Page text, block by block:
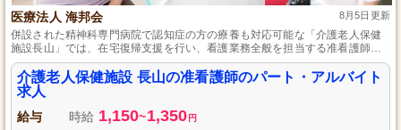
医療法人 海邦会 8月5日更新
併設された精神科専門病院で認知症の方の療養も対応可能な「介護老人保健
施設長山」では、在宅復帰支援を行い、看護業務全般を担当する准看護師を
募集しており、資格があれば未経験でも採用可能で、パート・アルバイトか
らの正社員登用の道もあります。
介護老人保健施設 長山の准看護師のパート・アルバイト
求人
給与 時給 1,150~1,350 円